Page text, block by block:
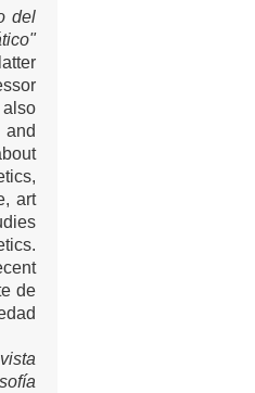
del
also
art
de